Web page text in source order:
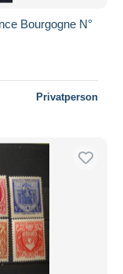
Bourgogne N°
Privatperson